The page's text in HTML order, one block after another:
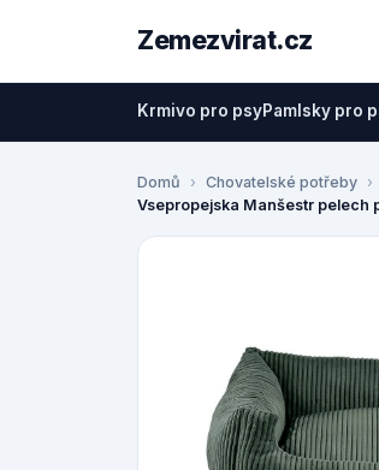
Zemezvirat.cz
Krmivo pro psyPamlsky pro
Domů Chovatelské potřeby
Vsepropejska Manšestr pelech